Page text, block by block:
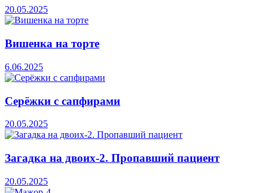
20.05.2025
Вишенка на торте
6.06.2025
Серёжки с сапфирами
20.05.2025
Загадка на двоих-2. Пропавший пациент
20.05.2025